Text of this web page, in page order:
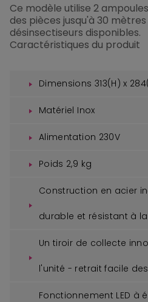
Ce modèle utilise 2
des pièces jusqu'à 30
désinsectiseurs disponibles.
Caractéristiques du produit
Dimensions 313(H) x
Matériel Inox
Alimentation 230V
Poids 2,9 kg
Construction en acier
durable et résistant à
Un tiroir de collecte
l'unité - retrait facile
Fonctionnement LED à